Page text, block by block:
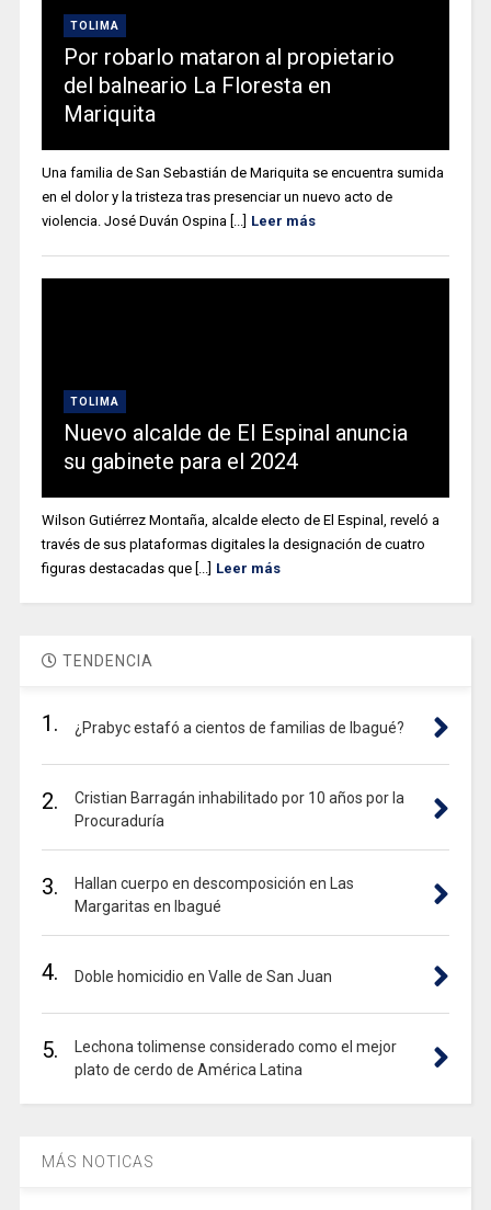
TOLIMA
Por robarlo mataron al propietario
del balneario La Floresta en
Mariquita
Una familia de San Sebastián de Mariquita se encuentra sumida
en el dolor y la tristeza tras presenciar un nuevo acto de
violencia. José Duván Ospina [...] Leer más
TOLIMA
Nuevo alcalde de El Espinal anuncia
su gabinete para el 2024
Wilson Gutiérrez Montaña, alcalde electo de El Espinal, reveló a
través de sus plataformas digitales la designación de cuatro
figuras destacadas que [...] Leer más
TENDENCIA
1. ¿Prabyc estafó a cientos de familias de Ibagué?
2.
Cristian Barragán inhabilitado por 10 años por la
Procuraduría
3.
Hallan cuerpo en descomposición en Las
Margaritas en Ibagué
4. Doble homicidio en Valle de San Juan
5.
Lechona tolimense considerado como el mejor
plato de cerdo de América Latina
MÁS NOTICAS